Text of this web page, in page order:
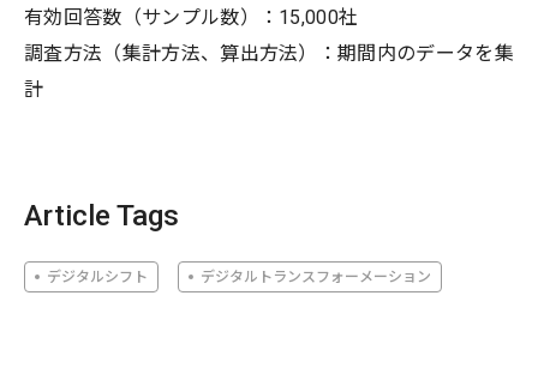
有効回答数（サンプル数）：15,000社
調査方法（集計方法、算出方法）：期間内のデータを集
計
Article Tags
デジタルシフト デジタルトランスフォーメーション